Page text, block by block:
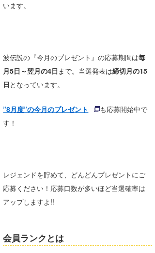
います。
波伝説の『今月のプレゼント』の応募期間は毎
月5日～翌月の4日まで。当選発表は締切月の15
日となっています。
”8月度”の今月のプレゼント
も応募開始中で
す！
レジェンドを貯めて、どんどんプレゼントにご
応募ください！応募口数が多いほど当選確率は
アップしますよ!!
会員ランクとは
ライター/寄稿メディア
mitsuteru Kamio
Yasunari Inoue
arukasvision
SURFMEDIA
Colors MAGAZINE
波伝説アンバサダー/プロライダー
福島寿実子
嵯峨明日香
波伝説スタッフ
+☆maki☆+